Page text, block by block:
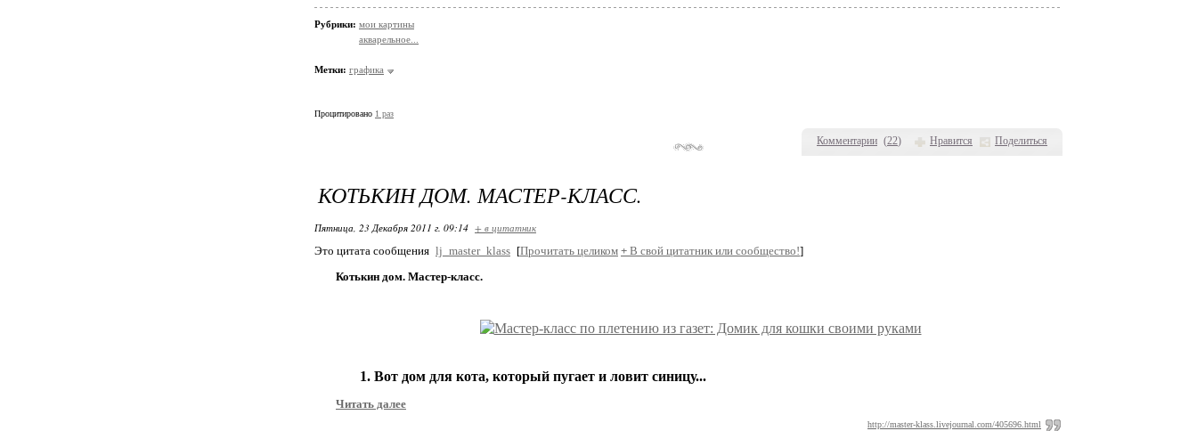
Комментарии (22) Нравится Поделиться
Рубрики: мои картины
акварельное...
Метки: графика
Процитировано 1 раз
КОТЬКИН ДОМ. МАСТЕР-КЛАСС.
Пятница, 23 Декабря 2011 г. 09:14 + в цитатник
Это цитата сообщения lj_master_klass [Прочитать целиком + В свой цитатник или сообщество!]
Котькин дом. Мастер-класс.
1. Вот дом для кота, который пугает и ловит синицу...
Читать далее
http://master-klass.livejournal.com/405696.html